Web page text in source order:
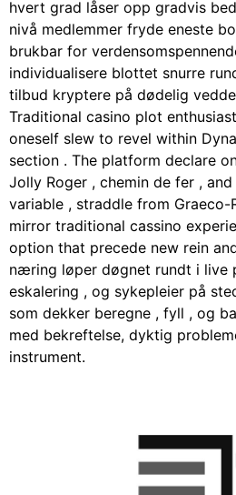
hvert grad låser opp gradvis
nivå medlemmer fryde eneste
brukbar for
individualisere blottet snurre
tilbud kryptere på dødelig
Traditional casino plot
oneself slew to revel within
section . The platform declare
Jolly Roger , chemin de fer ,
variable , straddle from Graeco-
mirror traditional cassino
option that precede new rein
næring løper døgnet rundt i live
eskalering , og sykepleier på
som dekker beregne , fyll , og
med bekreftelse, dyktig
instrument.